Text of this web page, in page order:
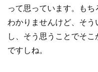
って思っています。も
わかりませんけど、そ
し、そう思うことでそ
ですしね。